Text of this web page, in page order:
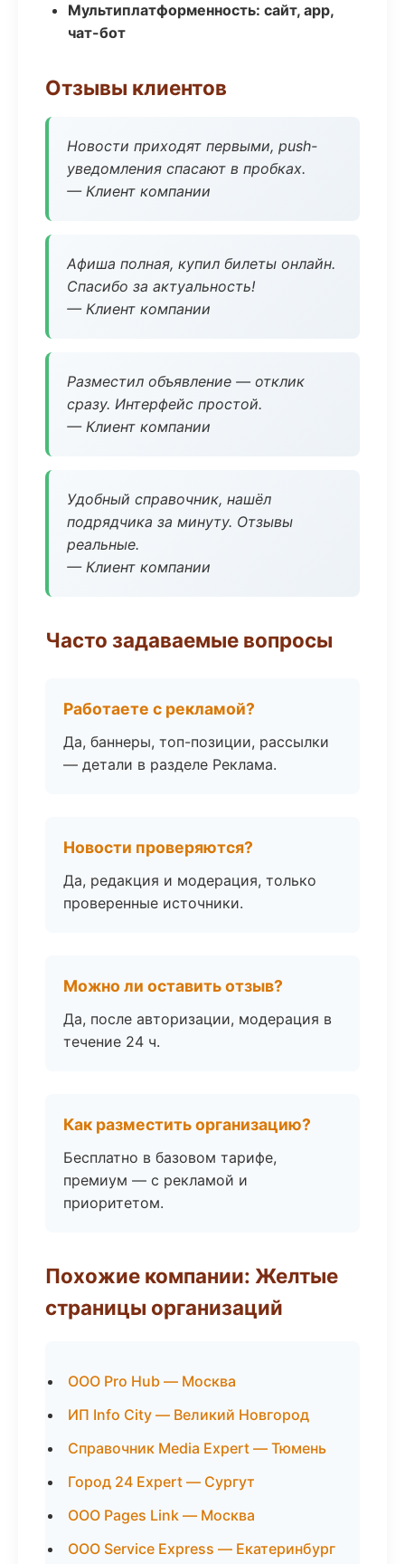
Мультиплатформенность: сайт, app,
чат-бот
Отзывы клиентов
Новости приходят первыми, push-
уведомления спасают в пробках.
— Клиент компании
Афиша полная, купил билеты онлайн.
Спасибо за актуальность!
— Клиент компании
Разместил объявление — отклик
сразу. Интерфейс простой.
— Клиент компании
Удобный справочник, нашёл
подрядчика за минуту. Отзывы
реальные.
— Клиент компании
Часто задаваемые вопросы
Работаете с рекламой?
Да, баннеры, топ-позиции, рассылки
— детали в разделе Реклама.
Новости проверяются?
Да, редакция и модерация, только
проверенные источники.
Можно ли оставить отзыв?
Да, после авторизации, модерация в
течение 24 ч.
Как разместить организацию?
Бесплатно в базовом тарифе,
премиум — с рекламой и
приоритетом.
Похожие компании: Желтые
страницы организаций
ООО Pro Hub — Москва
ИП Info City — Великий Новгород
Справочник Media Expert — Тюмень
Город 24 Expert — Сургут
ООО Pages Link — Москва
ООО Service Express — Екатеринбург